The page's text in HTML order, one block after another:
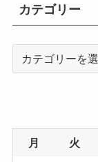
カテゴリー
月 火